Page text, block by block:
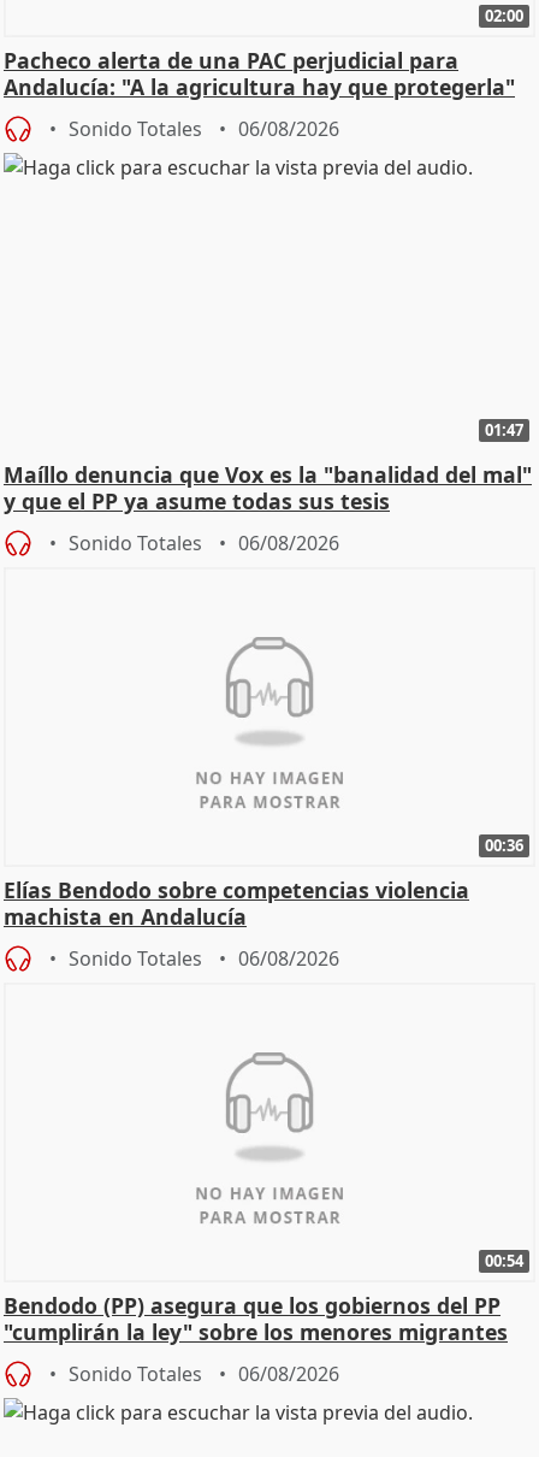
02:00
Pacheco alerta de una PAC perjudicial para
Andalucía: "A la agricultura hay que protegerla"
Sonido Totales 06/08/2026
01:47
Maíllo denuncia que Vox es la "banalidad del mal"
y que el PP ya asume todas sus tesis
Sonido Totales 06/08/2026
00:36
Elías Bendodo sobre competencias violencia
machista en Andalucía
Sonido Totales 06/08/2026
00:54
Bendodo (PP) asegura que los gobiernos del PP
"cumplirán la ley" sobre los menores migrantes
Sonido Totales 06/08/2026